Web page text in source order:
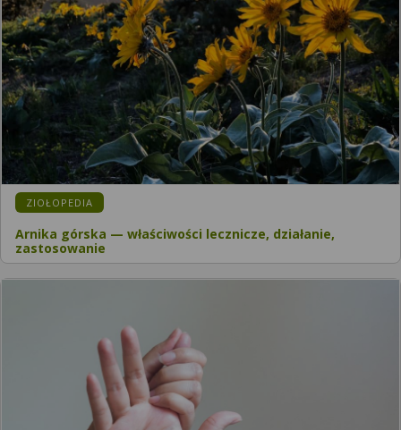
KATEGORIA:
ZIOŁOPEDIA
Arnika górska — właściwości lecznicze, działanie,
zastosowanie